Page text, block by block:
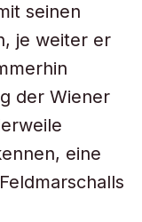
seinen
je weiter er
der Wiener
eine